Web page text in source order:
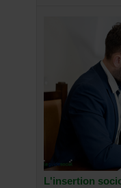
L'insertion